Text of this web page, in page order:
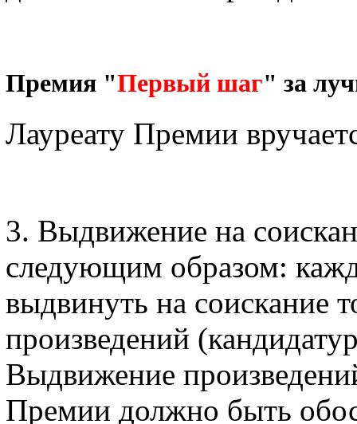
Премия "Первый шаг" за
Лауреату Премии
3. Выдвижение на
следующим образом:
выдвинуть на соискание
произведений
Выдвижение
Премии должно быть